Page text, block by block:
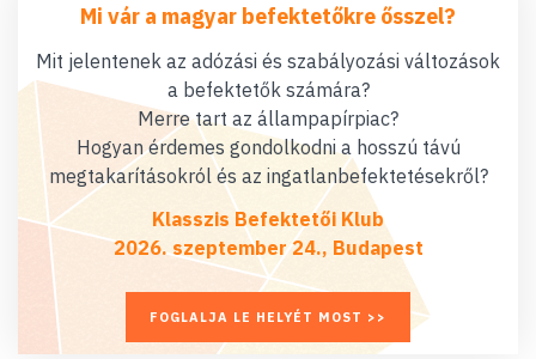
Mi vár a magyar befektetőkre ősszel?
Mit jelentenek az adózási és szabályozási változások
a befektetők számára?
Merre tart az állampapírpiac?
Hogyan érdemes gondolkodni a hosszú távú
megtakarításokról és az ingatlanbefektetésekről?
Klasszis Befektetői Klub
2026. szeptember 24., Budapest
FOGLALJA LE HELYÉT MOST >>